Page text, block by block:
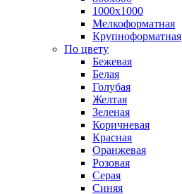
1000х1000
Мелкоформатная
Крупноформатная
По цвету
Бежевая
Белая
Голубая
Желтая
Зеленая
Коричневая
Красная
Оранжевая
Розовая
Серая
Синяя